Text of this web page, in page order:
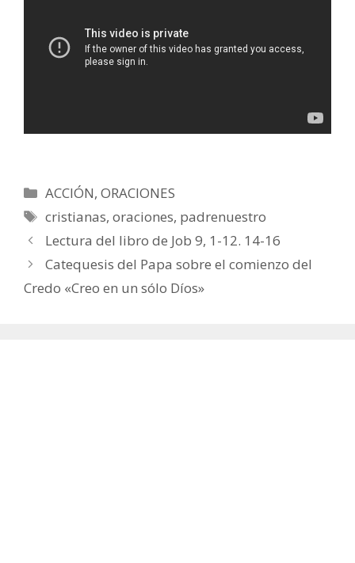
Categorías
ACCIÓN,ORACIONES
Etiquetas
cristianas,oraciones, padrenuestro
Lectura del libro de Job 9, 1-12. 14-16
Catequesis del Papa sobre el comienzo del
Credo «Creo en un sólo Díos»